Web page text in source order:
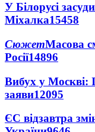
У Білорусі
Міхалка15458
СюжетМасова
Росії14896
Вибух у Москві:
заяви12095
ЄС відзавтра